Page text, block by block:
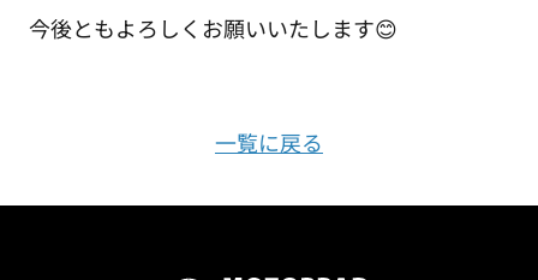
今後ともよろしくお願いいたします😊
一覧に戻る